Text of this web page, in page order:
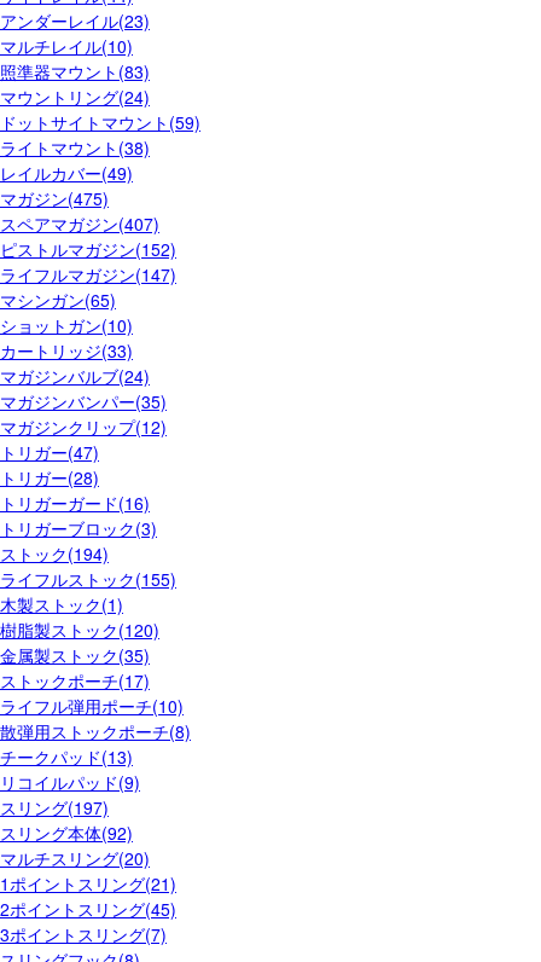
アンダーレイル(23)
マルチレイル(10)
照準器マウント(83)
マウントリング(24)
ドットサイトマウント(59)
ライトマウント(38)
レイルカバー(49)
マガジン(475)
スペアマガジン(407)
ピストルマガジン(152)
ライフルマガジン(147)
マシンガン(65)
ショットガン(10)
カートリッジ(33)
マガジンバルブ(24)
マガジンバンパー(35)
マガジンクリップ(12)
トリガー(47)
トリガー(28)
トリガーガード(16)
トリガーブロック(3)
ストック(194)
ライフルストック(155)
木製ストック(1)
樹脂製ストック(120)
金属製ストック(35)
ストックポーチ(17)
ライフル弾用ポーチ(10)
散弾用ストックポーチ(8)
チークパッド(13)
リコイルパッド(9)
スリング(197)
スリング本体(92)
マルチスリング(20)
1ポイントスリング(21)
2ポイントスリング(45)
3ポイントスリング(7)